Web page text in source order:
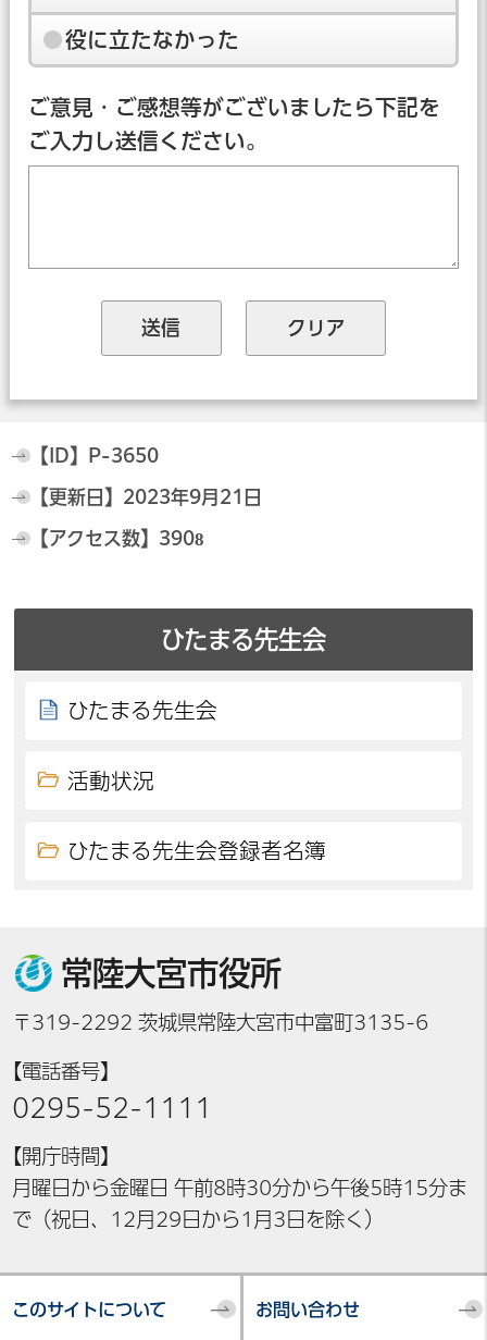
役に立たなかった
ご意見・ご感想等がございましたら下記を
ご入力し送信ください。
【ID】 P-3650
【更新日】 2023年9月21日
【アクセス数】 3908
ひたまる先生会
ひたまる先生会
活動状況
ひたまる先生会登録者名簿
常陸大宮市役所
〒319-2292 茨城県常陸大宮市中富町3135-6
【電話番号】
0295-52-1111
【開庁時間】
月曜日から金曜日 午前8時30分から午後5時15分ま
で（祝日、12月29日から1月3日を除く）
このサイトについて お問い合わせ